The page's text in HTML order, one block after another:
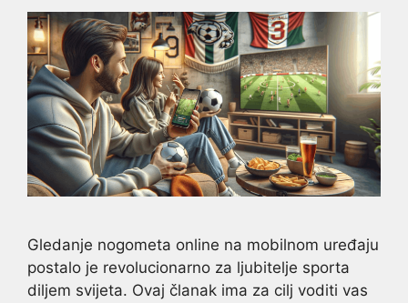
Gledanje nogometa online na mobilnom uređaju
postalo je revolucionarno za ljubitelje sporta
diljem svijeta. Ovaj članak ima za cilj voditi vas